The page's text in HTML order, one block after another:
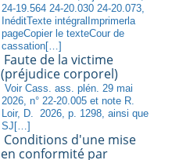
24-19.564 24-20.030 24-20.073,
InéditTexte intégralImprimerla
pageCopier le texteCour de
cassation[…]
Faute de la victime
(préjudice corporel)
Voir Cass. ass. plén. 29 mai
2026, n° 22-20.005 et note R.
Loir, D. 2026, p. 1298, ainsi que
SJ[…]
Conditions d'une mise
en conformité par